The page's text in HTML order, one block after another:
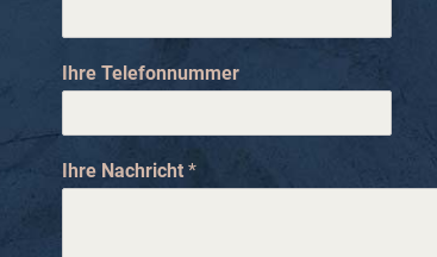
e
a
e
h
Ihre Telefonnummer
Ihre Nachricht *